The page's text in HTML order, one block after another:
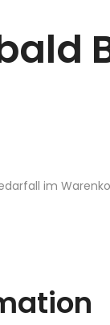
im